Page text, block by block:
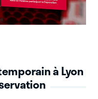
à Lyon